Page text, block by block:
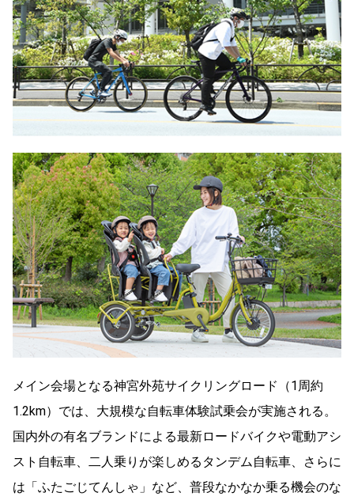
メイン会場となる神宮外苑サイクリングロード（1周約
1.2km）では、大規模な自転車体験試乗会が実施される。
国内外の有名ブランドによる最新ロードバイクや電動アシ
スト自転車、二人乗りが楽しめるタンデム自転車、さらに
は「ふたごじてんしゃ」など、普段なかなか乗る機会のな